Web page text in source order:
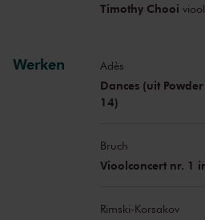
Timothy Chooi viool
Werken Adès
Dances (uit
14)
Bruch
Vioolconcert nr. 1
Rimski-Korsakov